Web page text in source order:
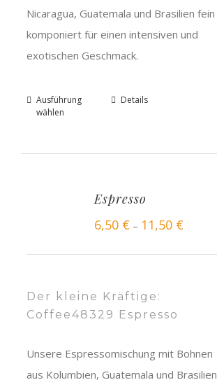
Nicaragua, Guatemala und Brasilien fein
komponiert für einen intensiven und
exotischen Geschmack.
Ausführung
wählen
Details
Espresso
6,50 € – 11,50 €
Der kleine Kräftige:
Coffee48329 Espresso
Unsere Espressomischung mit Bohnen
aus Kolumbien, Guatemala und Brasilien